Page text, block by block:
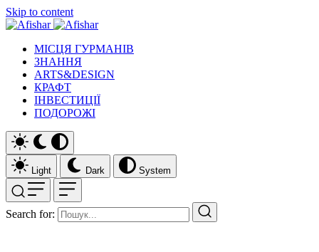
Skip to content
МІСЦЯ ГУРМАНІВ
ЗНАННЯ
ARTS&DESIGN
КРАФТ
ІНВЕСТИЦІЇ
ПОДОРОЖІ
Light Dark System
Search for: